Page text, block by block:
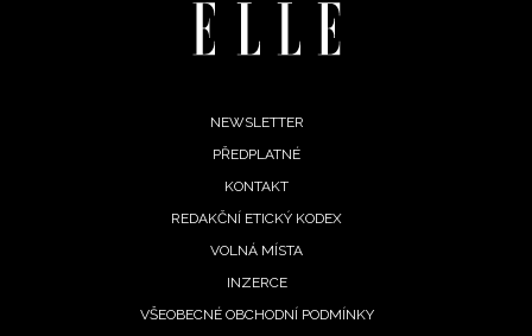
vyhodnocení akce a zasílání novinek.
Chcete navíc dostávat i další zajímavé a exkluzivní
soukromí BurdaMedia Extra s.r.o.
NEWSLETTER
PŘEDPLATNÉ
KONTAKT
REDAKČNÍ ETICKÝ KODEX
VOLNÁ MÍSTA
INZERCE
VŠEOBECNÉ OBCHODNÍ PODMÍNKY